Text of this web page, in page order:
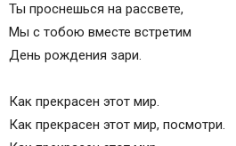
Ты проснешься на рассвете,
Мы с тобою вместе встретим
День рождения зари.
Как прекрасен этот мир.
Как прекрасен этот мир, посмотри.